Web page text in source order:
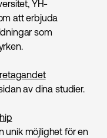
YH-
att erbjuda
som
av dina studier.
unik möjlighet för en